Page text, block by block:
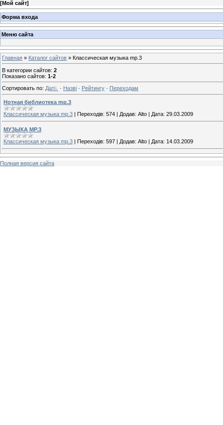
[Мой сайт]
Форма входа
Меню сайта
Главная » Каталог сайтов » Классическая музыка mp.3
В категории сайтов: 2
Показано сайтов: 1-2
Сортировать по: Даті · Назві · Рейтингу · Переходам
Нотная библиотека mp.3
Классическая музыка mp.3 | Переходів: 574 | Додав: Alto | Дата: 29.03.2009
МУЗЫКА MP.3
Классическая музыка mp.3 | Переходів: 597 | Додав: Alto | Дата: 14.03.2009
Полная версия сайта